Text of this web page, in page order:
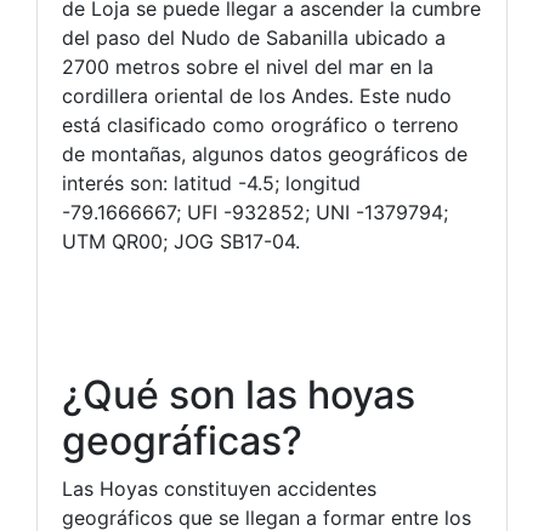
de Loja se puede llegar a ascender la cumbre
del paso del Nudo de Sabanilla ubicado a
2700 metros sobre el nivel del mar en la
cordillera oriental de los Andes. Este nudo
está clasificado como orográfico o terreno
de montañas, algunos datos geográficos de
interés son: latitud -4.5; longitud
-79.1666667; UFI -932852; UNI -1379794;
UTM QR00; JOG SB17-04.
¿Qué son las hoyas
geográficas?
Las Hoyas constituyen accidentes
geográficos que se llegan a formar entre los